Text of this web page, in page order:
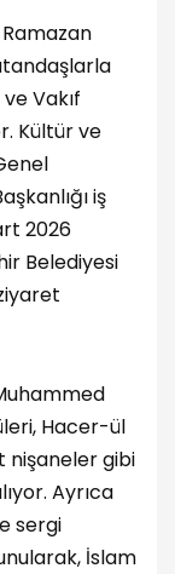
Vakıf
Kültür ve
iş
2026
Belediyesi
Hacer-ül
nişaneler gibi
Ayrıca
sergi
İslam